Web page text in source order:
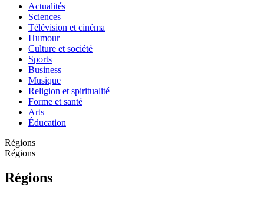
Actualités
Sciences
Télévision et cinéma
Humour
Culture et société
Sports
Business
Musique
Religion et spiritualité
Forme et santé
Arts
Éducation
Régions
Régions
Régions